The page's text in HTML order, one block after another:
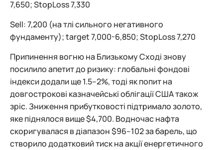
7,650; StopLoss 7,330
Sell: 7,200 (на тлі сильного негативного
фундаменту); target 7,000-6,850; StopLoss 7,270
Припинення вогню на Близькому Сході знову
посилило апетит до ризику: глобальні фондові
індекси додали ще 1.5–2%, тоді як попит на
довгострокові казначейські облігації США також
зріс. Зниження прибутковості підтримало золото,
яке піднялося вище $4,700. Водночас нафта
скоригувалася в діапазон $96–102 за барель, що
створило додатковий тиск на акції енергетичного